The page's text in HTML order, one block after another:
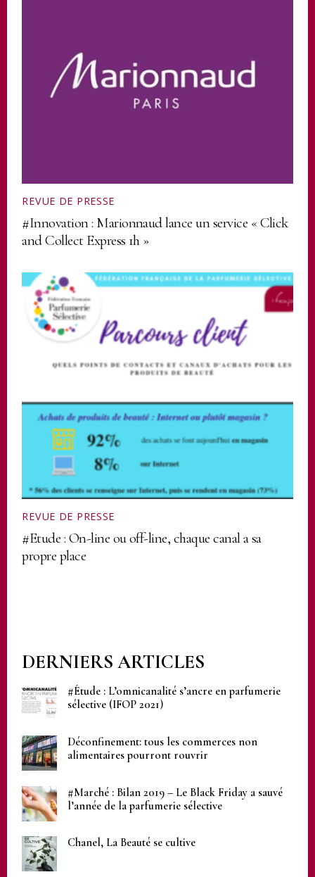
REVUE DE PRESSE
#Innovation : Marionnaud lance un service « Click
and Collect Express 1h »
REVUE DE PRESSE
#Etude : On-line ou off-line, chaque canal a sa
propre place
DERNIERS ARTICLES
#Étude : L’omnicanalité s’ancre en parfumerie
sélective (IFOP 2021)
Déconfinement: tous les commerces non
alimentaires pourront rouvrir
#Marché : Bilan 2019 – Le Black Friday a sauvé
l’année de la parfumerie sélective
Chanel, La Beauté se cultive